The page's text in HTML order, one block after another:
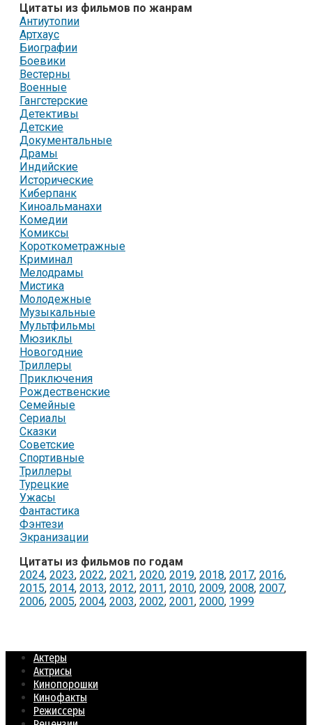
Цитаты из фильмов по жанрам
Антиутопии
Артхаус
Биографии
Боевики
Вестерны
Военные
Гангстерские
Детективы
Детские
Документальные
Драмы
Индийские
Исторические
Киберпанк
Киноальманахи
Комедии
Комиксы
Короткометражные
Криминал
Мелодрамы
Мистика
Молодежные
Музыкальные
Мультфильмы
Мюзиклы
Новогодние
Триллеры
Приключения
Рождественские
Семейные
Сериалы
Сказки
Советские
Спортивные
Триллеры
Турецкие
Ужасы
Фантастика
Фэнтези
Экранизации
Цитаты из фильмов по годам
2024, 2023, 2022, 2021, 2020, 2019, 2018, 2017, 2016,
2015, 2014, 2013, 2012, 2011, 2010, 2009, 2008, 2007,
2006, 2005, 2004, 2003, 2002, 2001, 2000, 1999
Актеры
Актрисы
Кинопорошки
Кинофакты
Режиссеры